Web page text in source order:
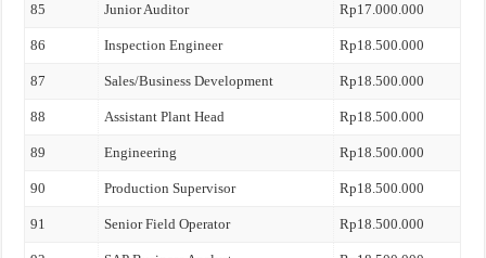
85 Junior Auditor Rp17.000.000
86 Inspection Engineer Rp18.500.000
87 Sales/Business Development Rp18.500.000
88 Assistant Plant Head Rp18.500.000
89 Engineering Rp18.500.000
90 Production Supervisor Rp18.500.000
91 Senior Field Operator Rp18.500.000